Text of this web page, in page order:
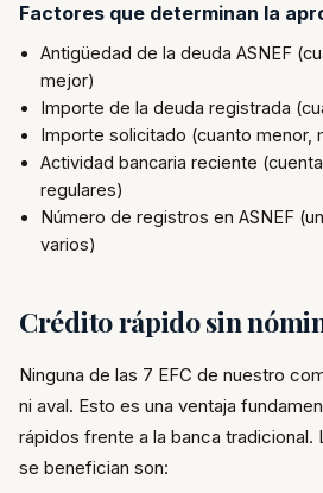
Factores que determinan la
Antigüedad de la deuda ASNEF
mejor)
Importe de la deuda registrada
Importe solicitado (cuanto menor,
Actividad bancaria reciente
regulares)
Número de registros en ASNEF
varios)
Crédito rápido sin
Ninguna de las 7 EFC de nuestro
ni aval. Esto es una ventaja
rápidos frente a la banca tradicional.
se benefician son: